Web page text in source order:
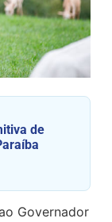
de
Governador